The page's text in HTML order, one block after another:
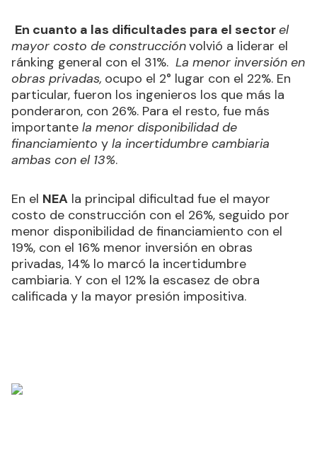
En cuanto a las dificultades para el sectorel
mayor costo de construcciónvolvió a liderar el
ránking general con el 31%. La menor inversión en
obras privadas, ocupo el 2° lugar con el 22%. En
particular, fueron los ingenieros los que más la
ponderaron, con 26%. Para el resto, fue más
importante la menor disponibilidad de
financiamiento y la incertidumbre cambiaria
ambas con el 13%.
En el NEA la principal dificultad fue el mayor
costo de construcción con el 26%, seguido por
menor disponibilidad de financiamiento con el
19%, con el 16% menor inversión en obras
privadas, 14% lo marcó la incertidumbre
cambiaria. Y con el 12% la escasez de obra
calificada y la mayor presión impositiva.